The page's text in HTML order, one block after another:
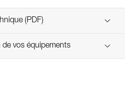
Télécharger la notice technique (PDF)
Notice
vos équipements